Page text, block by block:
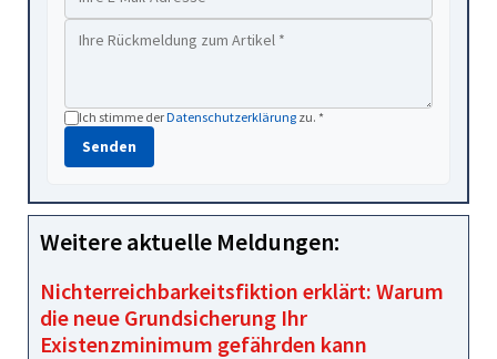
Ich stimme derDatenschutzerklärung zu. *
Senden
Weitere aktuelle Meldungen:
Nichterreichbarkeitsfiktion erklärt: Warum
die neue Grundsicherung Ihr
Existenzminimum gefährden kann